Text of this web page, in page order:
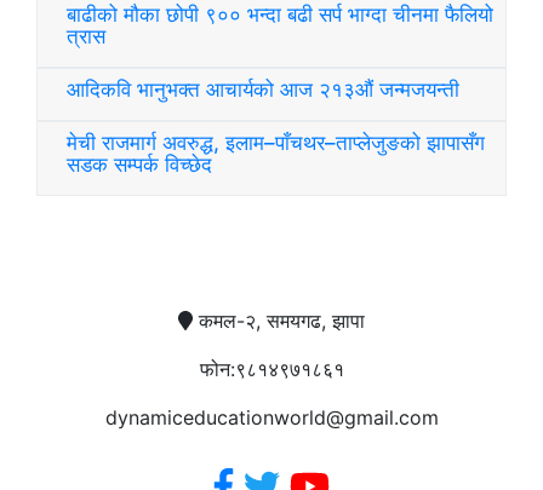
बाढीको मौका छोपी ९०० भन्दा बढी सर्प भाग्दा चीनमा फैलियो
त्रास
आदिकवि भानुभक्त आचार्यको आज २१३औं जन्मजयन्ती
मेची राजमार्ग अवरुद्ध, इलाम–पाँचथर–ताप्लेजुङको झापासँग
सडक सम्पर्क विच्छेद
कमल-२, समयगढ, झापा
फोन:९८१४९७१८६१
dynamiceducationworld@gmail.com